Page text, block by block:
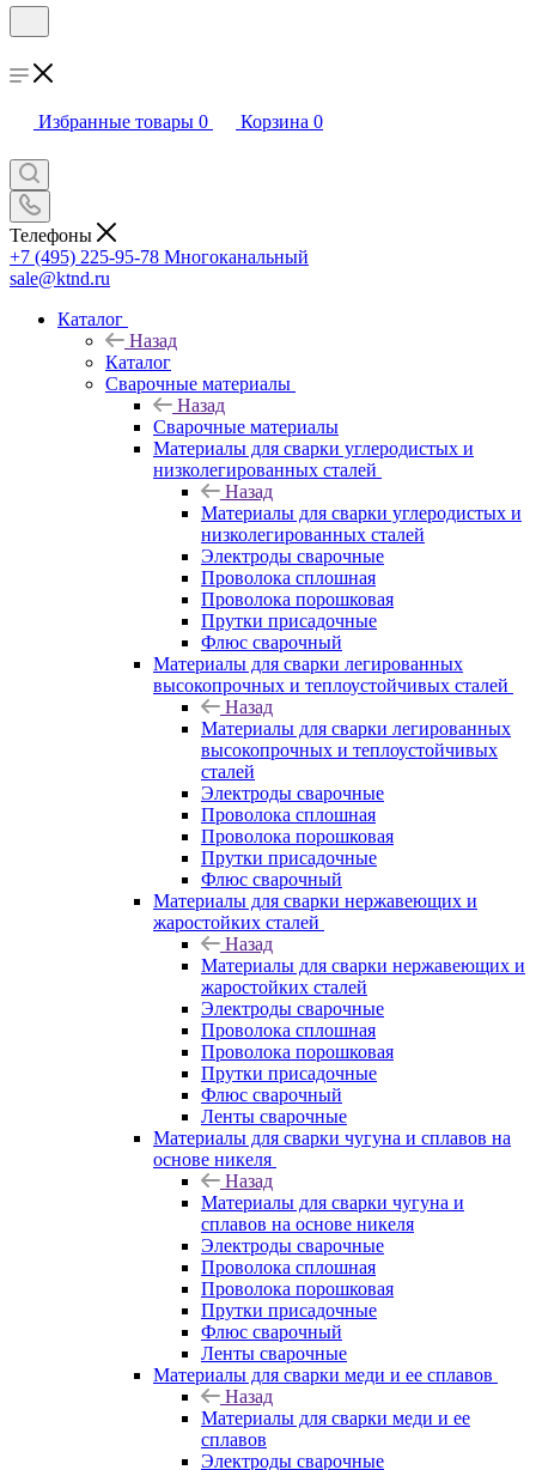
Избранные товары 0 Корзина 0
Телефоны
+7 (495) 225-95-78 Многоканальный
sale@ktnd.ru
Каталог
Назад
Каталог
Сварочные материалы
Назад
Сварочные материалы
Материалы для сварки углеродистых и
низколегированных сталей
Назад
Материалы для сварки углеродистых и
низколегированных сталей
Электроды сварочные
Проволока сплошная
Проволока порошковая
Прутки присадочные
Флюс сварочный
Материалы для сварки легированных
высокопрочных и теплоустойчивых сталей
Назад
Материалы для сварки легированных
высокопрочных и теплоустойчивых
сталей
Электроды сварочные
Проволока сплошная
Проволока порошковая
Прутки присадочные
Флюс сварочный
Материалы для сварки нержавеющих и
жаростойких сталей
Назад
Материалы для сварки нержавеющих и
жаростойких сталей
Электроды сварочные
Проволока сплошная
Проволока порошковая
Прутки присадочные
Флюс сварочный
Ленты сварочные
Материалы для сварки чугуна и сплавов на
основе никеля
Назад
Материалы для сварки чугуна и
сплавов на основе никеля
Электроды сварочные
Проволока сплошная
Проволока порошковая
Прутки присадочные
Флюс сварочный
Ленты сварочные
Материалы для сварки меди и ее сплавов
Назад
Материалы для сварки меди и ее
сплавов
Электроды сварочные